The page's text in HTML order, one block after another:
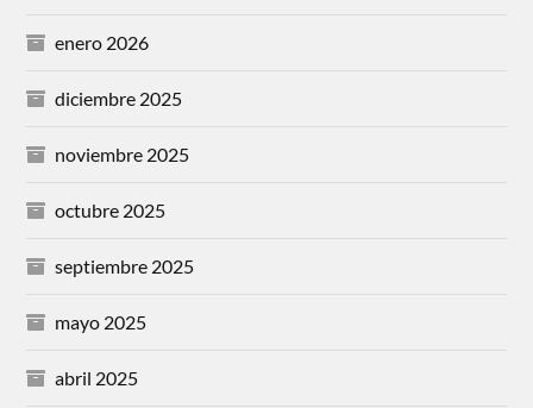
enero 2026
diciembre 2025
noviembre 2025
octubre 2025
septiembre 2025
mayo 2025
abril 2025